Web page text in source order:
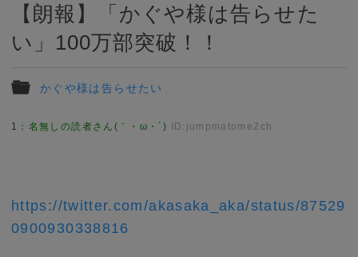
【朗報】「かぐや様は告らせた
い」100万部突破！！
かぐや様は告らせたい
1 ： 名無しの読者さん(｀・ω・´) ID:jumpmatome2ch
https://twitter.com/akasaka_aka/status/87529
0900930338816